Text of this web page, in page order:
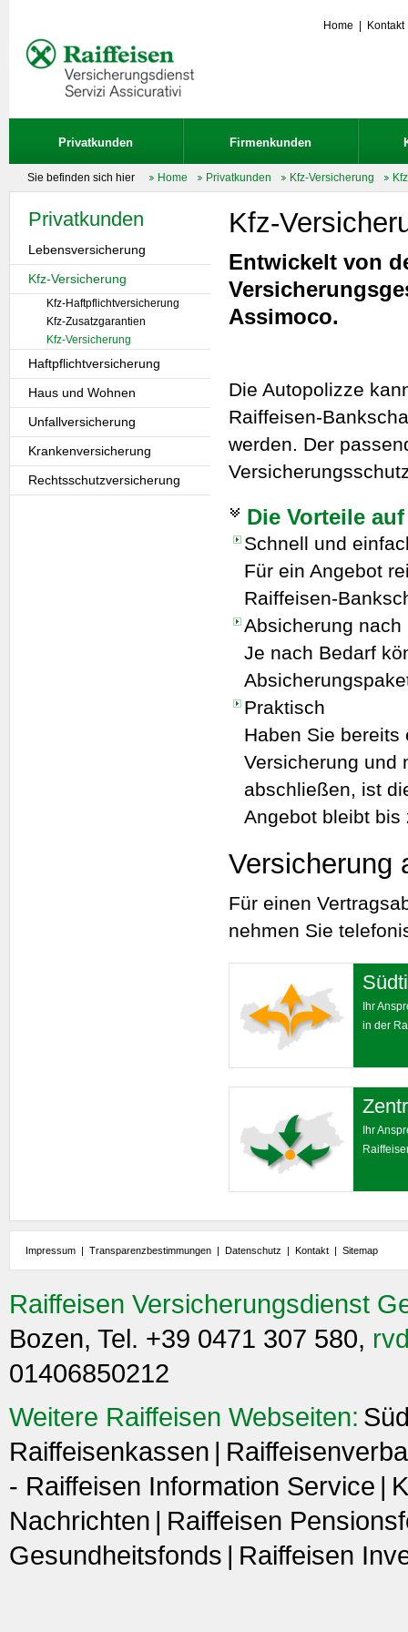
Home Kontakt
Privatkunden Firmenkunden
Sie befinden sich hier Home Privatkunden Kfz-Versicherung
Kfz-
Entwickelt von
Assimoco.
Die Autopolizze
Raiffeisen-
werden. Der
Die Vorteile
Schnell und
Für ein Angebot
Raiffeisen-
Absicherung nach
Je nach Bedarf
Praktisch
Haben Sie bereits
Versicherung und
abschließen, ist
Angebot bleibt bis
Versicherung
Für einen
nehmen Sie
Ihr
in der
Ihr
Privatkunden
Lebensversicherung
Kfz-Versicherung
Kfz-Haftpflichtversicherung
Kfz-Zusatzgarantien
Kfz-Versicherung
Haftpflichtversicherung
Haus und Wohnen
Unfallversicherung
Krankenversicherung
Rechtsschutzversicherung
Impressum | Transparenzbestimmungen | Datenschutz | Kontakt | Sitemap
Raiffeisen Versicherungsdienst
Bozen, Tel. +39 0471 307 580,
01406850212
Weitere Raiffeisen Webseiten:
Raiffeisenkassen
- Raiffeisen Information Service
Nachrichten
Raiffeisen
Gesundheitsfonds
Raiffeisen